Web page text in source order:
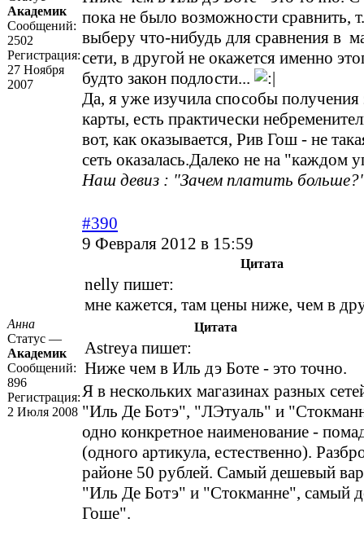
Академик
Сообщений:
2502
Регистрация:
27 Ноября
2007
пока не было возможности сравнить,
выберу что-нибудь для сравнения в
сети, в другой не окажется именно
будто закон подлости...
Да, я уже изучила способы
карты, есть практически
вот, как оказывается, Рив Гош - не
сеть оказалась.Далеко не на "каждом
Наш девиз : "Зачем платить
Анна
Статус —
Академик
Сообщений:
896
Регистрация:
2 Июля 2008
#390
9 Февраля 2012 в 15:59
Цитата
nelly пишет:
мне кажется, там цены ниже, чем в
Цитата
Astreya пишет:
Ниже чем в Иль дэ Боте - это точно.
Я в нескольких магазинах разных
"Иль Де Ботэ", "ЛЭтуаль" и
одно конкретное наименование -
(одного артикула, естественно).
районе 50 рублей. Самый дешевый
"Иль Де Ботэ" и "Стокманне", самый
Гоше".